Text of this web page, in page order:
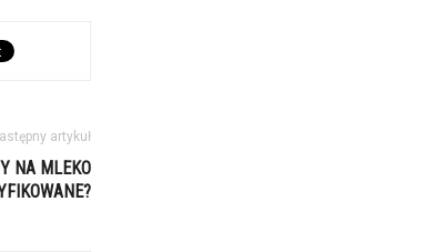
artykuł
NA MLEKO